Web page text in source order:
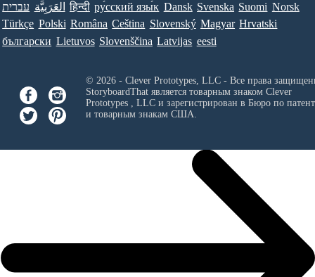
עברית العَرَبِيَّة हिन्दी ру́сский язы́к Dansk Svenska Suomi Norsk
Türkçe Polski Româna Ceština Slovenský Magyar Hrvatski
български Lietuvos Slovenščina Latvijas eesti
© 2026 - Clever Prototypes, LLC - Все права
StoryboardThat является товарным знаком Clever
Prototypes , LLCи зарегистрирован в Бюро по
и товарным знакам США.